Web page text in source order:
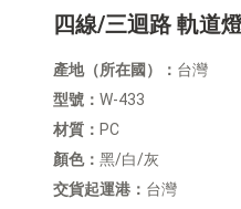
四線/三迴路 軌道
產地（所在國）： 台灣
型號：W-433
材質： PC
顏色：黑/白/灰
交貨起運港： 台灣